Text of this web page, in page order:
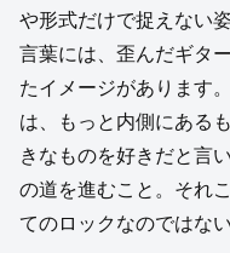
や形式だけで捉えない
言葉には、歪んだギタ
たイメージがあります
は、もっと内側にある
きなものを好きだと言
の道を進むこと。それ
てのロックなのではな